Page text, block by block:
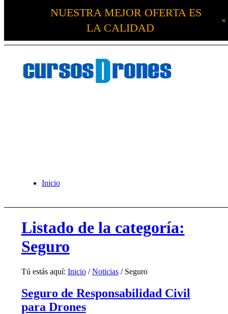
Inicio
Listado de la categoría:
Seguro
Tú estás aquí: Inicio / Noticias / Seguro
Seguro de Responsabilidad Civil
para Drones
NUESTRA MEJOR OFERTA ES
LA CALIDAD